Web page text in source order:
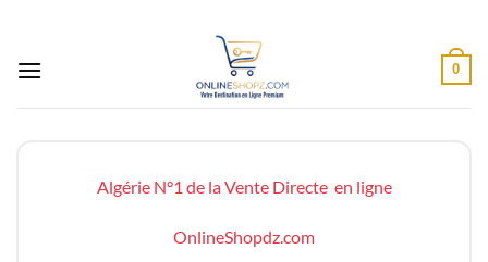
contenu
0
Algérie N°1 de la Vente Directe en ligne
OnlineShopdz.com